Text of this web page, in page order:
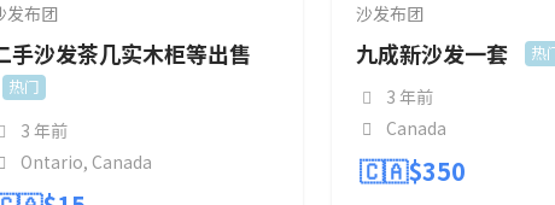
发布团
手沙发茶几实木柜等出售
热门
3 年前
Ontario, Canada
沙发布团
九成新沙发一套 热
3 年前
Canada
🇨🇦$350